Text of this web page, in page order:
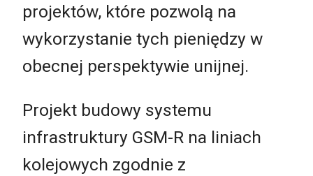
projektów, które pozwolą na
wykorzystanie tych pieniędzy w
obecnej perspektywie unijnej.
Projekt budowy systemu
infrastruktury GSM-R na liniach
kolejowych zgodnie z